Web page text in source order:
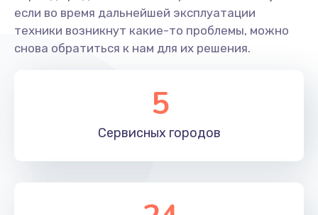
Замена уплотнительных колец
2000 руб.
Замена помпы
3000 руб.
Заказать
если во время дальнейшей эксплуатации
техники возникнут какие-то проблемы, можно
снова обратиться к нам для их решения.
5
Сервисных городов